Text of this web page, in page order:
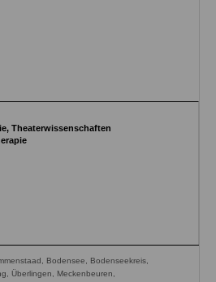
Theaterwissenschaften
Bodensee, Bodenseekreis,
Überlingen, Meckenbeuren,